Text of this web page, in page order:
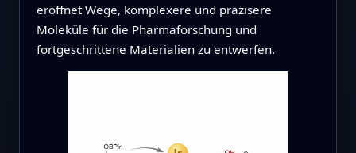
eröffnet Wege, komplexere und präzisere
Moleküle für die Pharmaforschung und
fortgeschrittene Materialien zu entwerfen.